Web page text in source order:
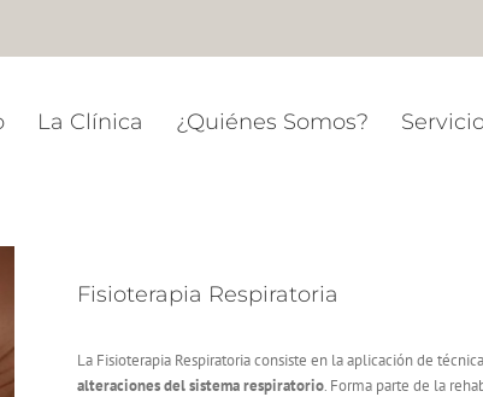
La Clínica ¿Quiénes Somos?
Fisioterapia Respiratoria
La Fisioterapia Respiratoria consiste en la aplicación de
alteraciones del sistema respiratorio. Forma parte de la